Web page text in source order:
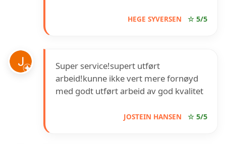
HEGE SYVERSEN ☆ 5/5
Super service!supert utført
arbeid!kunne ikke vert mere fornøyd
med godt utført arbeid av god kvalitet
JOSTEIN HANSEN ☆ 5/5